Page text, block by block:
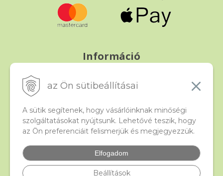
az Ön sütibeállításai
A sütik segítenek, hogy vásárlóinknak minőségi
szolgáltatásokat nyújtsunk. Lehetővé teszik, hogy
az Ön preferenciáit felismerjük és megjegyezzük.
Elfogadom
Beállítások
Információ
Panasz, árucsere és visszáru
Beado
Kapcsolat
Gyakori kérdések
Facebook